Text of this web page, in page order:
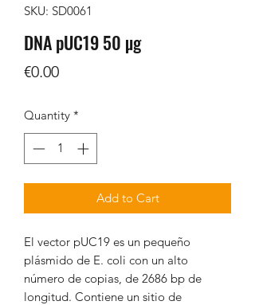
SKU: SD0061
DNA pUC19 50 µg
€0.00Price
Quantity *
Add to Cart
El vector pUC19 es un pequeño
plásmido de E. coli con un alto
número de copias, de 2686 bp de
longitud. Contiene un sitio de